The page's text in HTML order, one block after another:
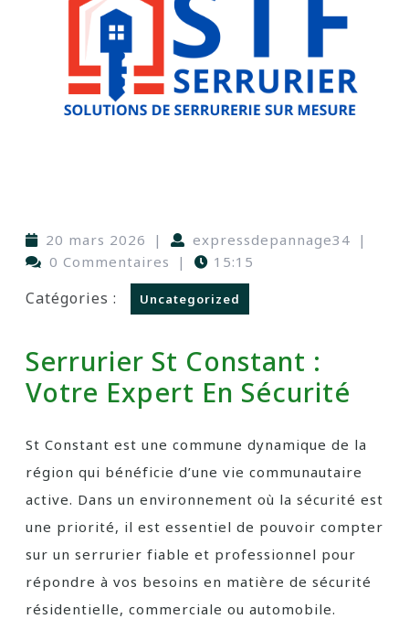
20 mars 2026 | expressdepannage34 |
0 Commentaires
| 15:15
Catégories : Uncategorized
Serrurier St Constant :
Votre Expert En Sécurité
St Constant est une commune dynamique de la
région qui bénéficie d’une vie communautaire
active. Dans un environnement où la sécurité est
une priorité, il est essentiel de pouvoir compter
sur un serrurier fiable et professionnel pour
répondre à vos besoins en matière de sécurité
résidentielle, commerciale ou automobile.